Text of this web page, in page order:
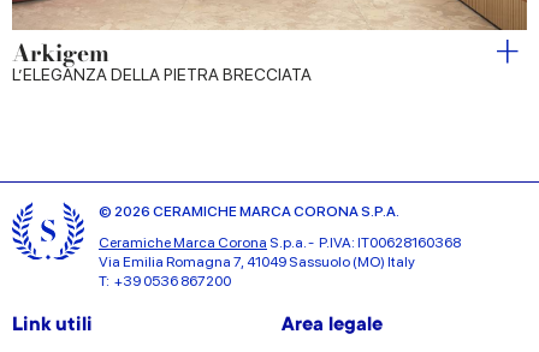
Arkigem
L’ELEGANZA DELLA PIETRA BRECCIATA
© 2026 CERAMICHE MARCA CORONA S.P.A.
Ceramiche Marca Corona S.p.a. - P.IVA: IT00628160368
Via Emilia Romagna 7, 41049 Sassuolo (MO) Italy
T: +39 0536 867200
Link utili Area legale